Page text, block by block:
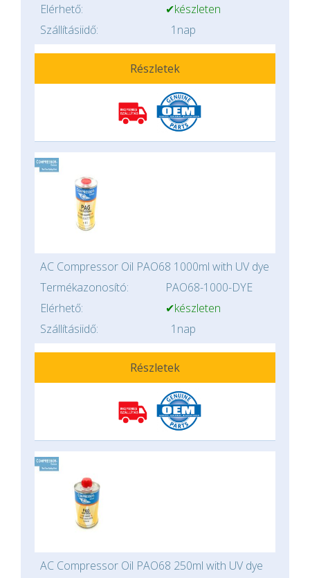
Elérhető:
✔készleten
Szállításiidő:
1nap
Részletek
AC Compressor Oil PAO68 1000ml with UV dye
Termékazonosító:
PAO68-1000-DYE
Elérhető:
✔készleten
Szállításiidő:
1nap
Részletek
AC Compressor Oil PAO68 250ml with UV dye